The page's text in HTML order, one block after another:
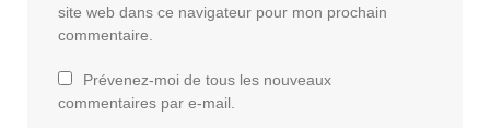
site web dans ce navigateur pour mon prochain
commentaire.
Prévenez-moi de tous les nouveaux
commentaires par e-mail.